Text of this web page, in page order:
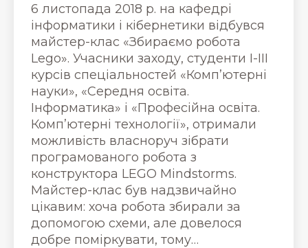
6 листопада 2018 р. на кафедрі
інформатики і кібернетики відбувся
майстер-клас «Збираємо робота
Lego». Учасники заходу, студенти І-ІІІ
курсів спеціальностей «Комп’ютерні
науки», «Середня освіта.
Інформатика» і «Професійна освіта.
Комп’ютерні технології», отримали
можливість власноруч зібрати
програмованого робота з
конструктора LEGO Mindstorms.
Майстер-клас був надзвичайно
цікавим: хоча робота збирали за
допомогою схеми, але довелося
добре поміркувати, тому…